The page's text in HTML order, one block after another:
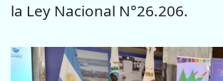
la Ley Nacional N°26.206.